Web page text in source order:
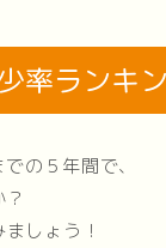
率ランキ
の５年間で、
しょう！